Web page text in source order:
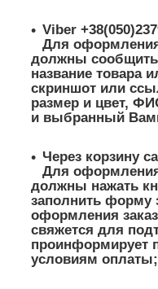
Viber
Для
должны сообщить
название товара
скриншот или
размер и цвет,
и выбранный
Через корзину
Для оформления
должны нажать
заполнить форму
оформления
свяжется для
проинформирует
условиям оплаты;